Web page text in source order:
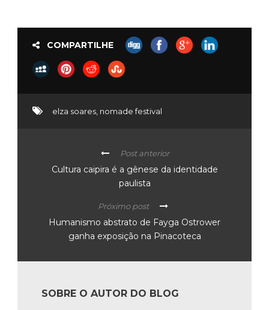
COMPARTILHE
elza soares nomade festival
Post anterior
Cultura caipira é a gênese da identidade
paulista
Próximo post
Humanismo abstrato de Fayga Ostrower
ganha exposição na Pinacoteca
SOBRE O AUTOR DO BLOG